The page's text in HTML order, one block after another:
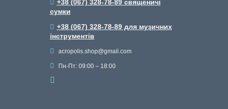
+38 (067) 328-78-89 священичі
сумки
+38 (067) 328-78-89 для музичних
інструментів
acropolis.shop@gmail.com
Пн-Пт: 09:00 – 18:00